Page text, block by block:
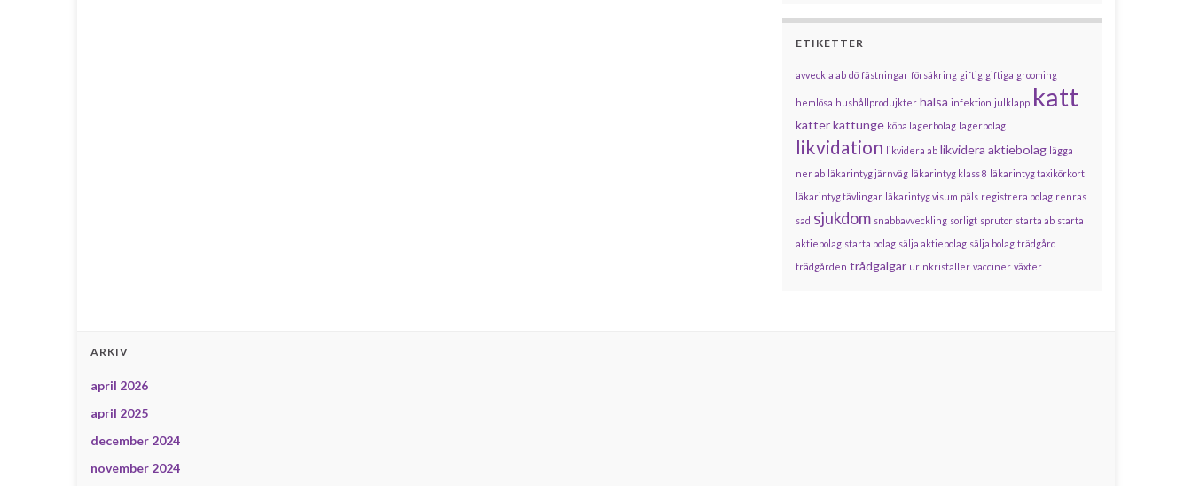
ETIKETTER
avveckla ab dö fästningar försäkring giftig giftiga grooming
hemlösa hushållprodujkter hälsa infektion julklapp katt
katterkattunge köpa lagerbolag lagerbolag
likvidation likvidera ab likvidera aktiebolag lägga
ner ab läkarintyg järnväg läkarintyg klass 8 läkarintyg taxikörkort
läkarintyg tävlingar läkarintyg visum päls registrera bolag renras
sad sjukdom snabbavveckling sorligt sprutor starta ab starta
aktiebolag starta bolag sälja aktiebolag sälja bolag trädgård
trädgården trådgalgar urinkristaller vacciner växter
ARKIV
april 2026
april 2025
december 2024
november 2024